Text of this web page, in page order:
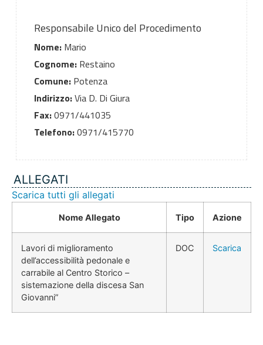
Responsabile Unico del Procedimento
Nome:Mario
Cognome:Restaino
Comune:Potenza
Indirizzo:Via D. Di Giura
Fax:0971/441035
Telefono:0971/415770
ALLEGATI
Scarica tutti gli allegati
Nome Allegato Tipo Azione
Lavori di miglioramento
dell’accessibilità pedonale e
carrabile al Centro Storico –
sistemazione della discesa San
Giovanni”
DOC Scarica